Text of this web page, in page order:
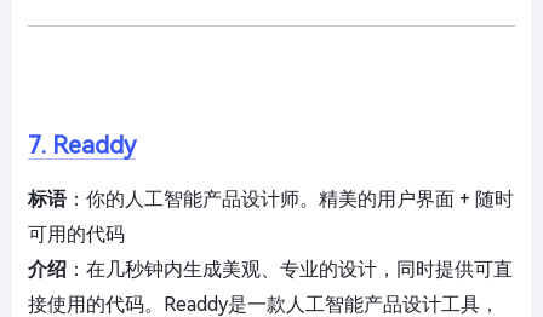
7. Readdy
标语：你的人工智能产品设计师。精美的用户界面 + 随时
可用的代码
介绍 ：在几秒钟内生成美观、专业的设计，同时提供可直
接使用的代码。Readdy是一款人工智能产品设计工具，